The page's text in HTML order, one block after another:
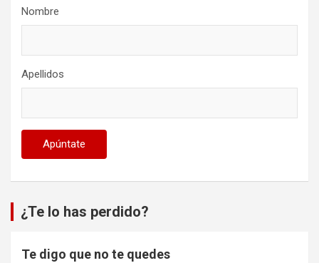
Nombre
Apellidos
¿Te lo has perdido?
Te digo que no te quedes